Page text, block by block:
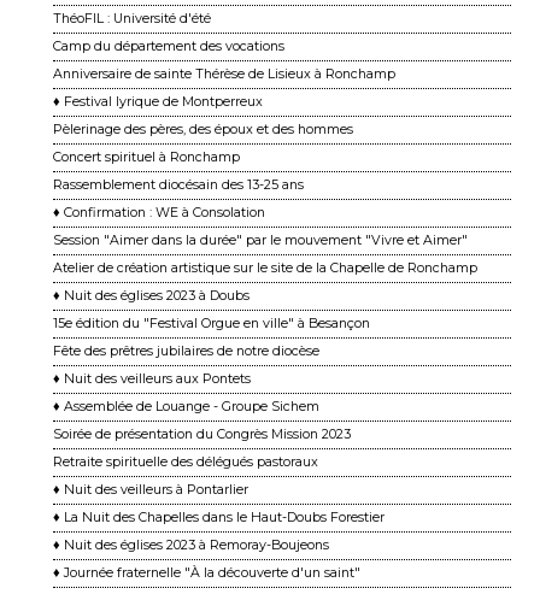
ThéoFIL : Université d'été
Camp du département des vocations
Anniversaire de sainte Thérèse de Lisieux à Ronchamp
♦ Festival lyrique de Montperreux
Pèlerinage des pères, des époux et des hommes
Concert spirituel à Ronchamp
Rassemblement diocésain des 13-25 ans
♦ Confirmation : WE à Consolation
Session "Aimer dans la durée" par le mouvement "Vivre et Aimer"
Atelier de création artistique sur le site de la Chapelle de Ronchamp
♦ Nuit des églises 2023 à Doubs
15e édition du "Festival Orgue en ville" à Besançon
Fête des prêtres jubilaires de notre diocèse
♦ Nuit des veilleurs aux Pontets
♦ Assemblée de Louange - Groupe Sichem
Soirée de présentation du Congrès Mission 2023
Retraite spirituelle des délégués pastoraux
♦ Nuit des veilleurs à Pontarlier
♦ La Nuit des Chapelles dans le Haut-Doubs Forestier
♦ Nuit des églises 2023 à Remoray-Boujeons
♦ Journée fraternelle "À la découverte d'un saint"